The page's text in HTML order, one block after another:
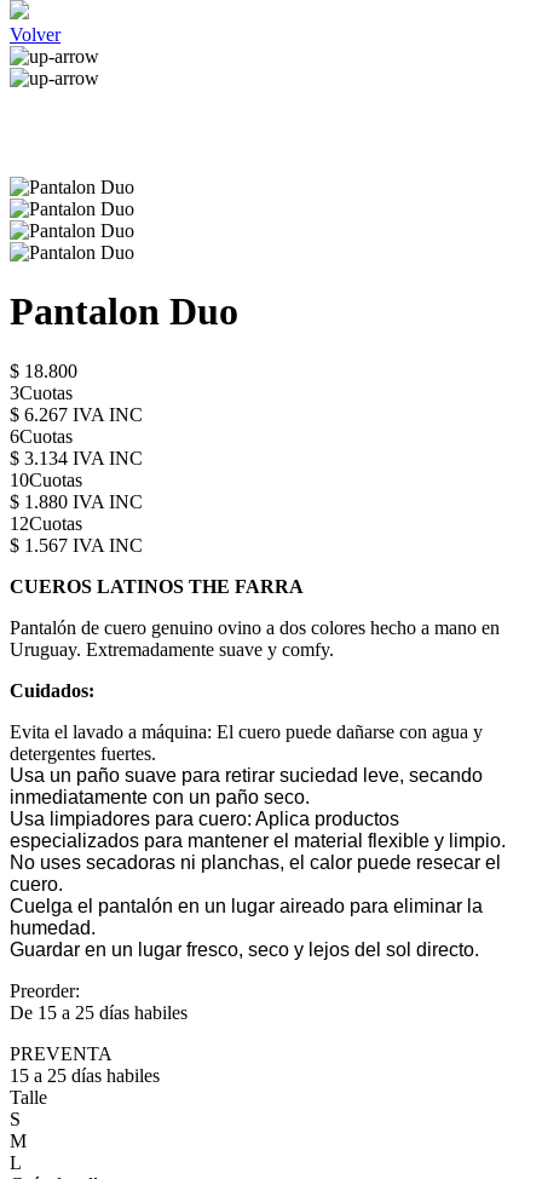
Volver
Pantalon Duo
$ 18.800
3Cuotas
$ 6.267 IVA INC
6Cuotas
$ 3.134 IVA INC
10Cuotas
$ 1.880 IVA INC
12Cuotas
$ 1.567 IVA INC
CUEROS LATINOS THE FARRA
Pantalón de cuero genuino ovino a dos colores hecho a mano en
Uruguay. Extremadamente suave y comfy.
Cuidados:
Evita el lavado a máquina: El cuero puede dañarse con agua y
detergentes fuertes.
Usa un paño suave para retirar suciedad leve, secando
inmediatamente con un paño seco.
Usa limpiadores para cuero: Aplica productos
especializados para mantener el material flexible y limpio.
No uses secadoras ni planchas, el calor puede resecar el
cuero.
Cuelga el pantalón en un lugar aireado para eliminar la
humedad.
Guardar en un lugar fresco, seco y lejos del sol directo.
Preorder:
De 15 a 25 días habiles
PREVENTA
15 a 25 días habiles
Talle
S
M
L